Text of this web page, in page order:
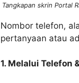
Tangkapan skrin Portal
Nombor telefon,
pertanyaan atau
1. Melalui Telefon